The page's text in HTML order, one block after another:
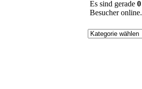
Es sind gerade 0
Besucher online.